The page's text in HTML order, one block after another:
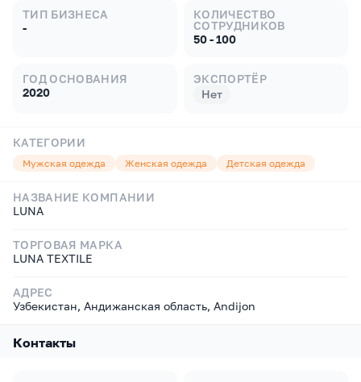
ТИП БИЗНЕСА
-
КОЛИЧЕСТВО
СОТРУДНИКОВ
50 - 100
ГОД ОСНОВАНИЯ
2020
ЭКСПОРТЁР
Нет
КАТЕГОРИИ
Мужская одежда Женская одежда Детская одежда
НАЗВАНИЕ КОМПАНИИ
LUNA
ТОРГОВАЯ МАРКА
LUNA TEXTILE
АДРЕС
Узбекистан, Андижанская область, Andijon
Контакты